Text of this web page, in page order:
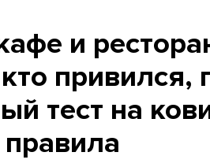
и
привился,
тест на